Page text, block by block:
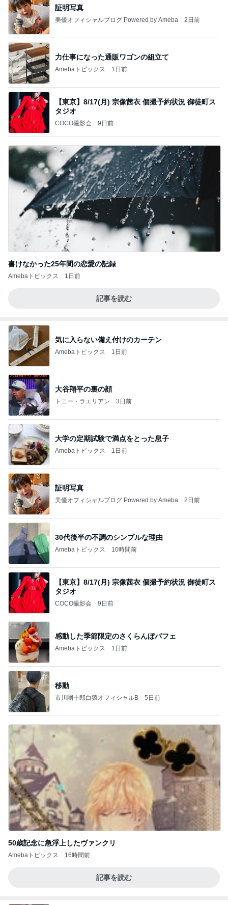
証明写真
美優オフィシャルブログ Powered by Ameba 2日前
力仕事になった通販ワゴンの組立て
Amebaトピックス 1日前
【東京】8/17(月) 宗像茜衣 個撮予約状況 御徒町ス
タジオ
COCO撮影会 9日前
書けなかった25年間の恋愛の記録
Amebaトピックス 1日前
記事を読む
気に入らない備え付けのカーテン
Amebaトピックス 1日前
大谷翔平の裏の顔
トニー・ラエリアン 3日前
大学の定期試験で満点をとった息子
Amebaトピックス 1日前
証明写真
美優オフィシャルブログ Powered by Ameba 2日前
30代後半の不調のシンプルな理由
Amebaトピックス 10時間前
【東京】8/17(月) 宗像茜衣 個撮予約状況 御徒町ス
タジオ
COCO撮影会 9日前
感動した季節限定のさくらんぼパフェ
Amebaトピックス 1日前
移動
市川團十郎白猿オフィシャルB 5日前
50歳記念に急浮上したヴァンクリ
Amebaトピックス 16時間前
記事を読む